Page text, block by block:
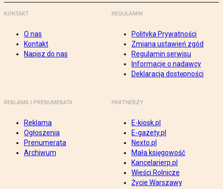
KONTAKT
O nas
Kontakt
Napisz do nas
REGULAMIN
Polityka Prywatności
Zmiana ustawień zgód
Regulamin serwisu
Informacje o nadawcy
Deklaracja dostępności
REKLAMA I PRENUMERATA
Reklama
Ogłoszenia
Prenumerata
Archiwum
PARTNERZY
E-kiosk.pl
E-gazety.pl
Nexto.pl
Mała księgowość
Kancelarierp.pl
Wieści Rolnicze
Życie Warszawy